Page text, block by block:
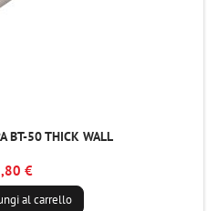
BT-50 THICK WALL
€
al carrello